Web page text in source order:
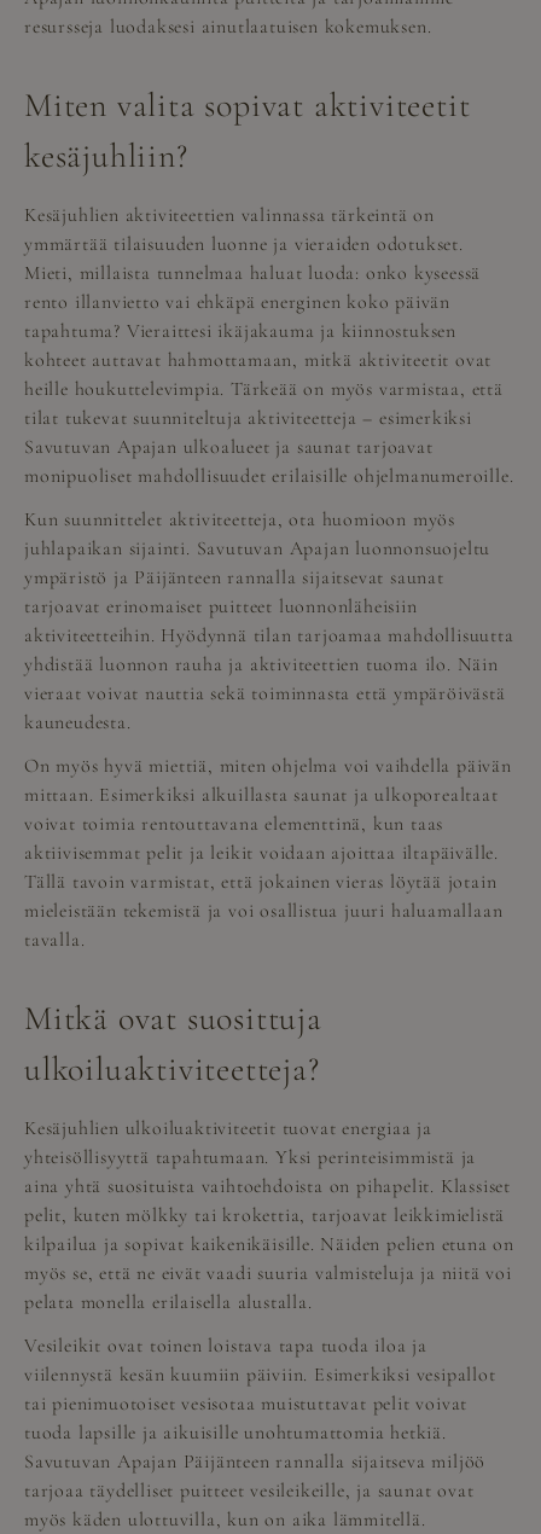
resursseja luodaksesi ainutlaatuisen kokemuksen.
Miten valita sopivat aktiviteetit
kesäjuhliin?
Kesäjuhlien aktiviteettien valinnassa tärkeintä on
ymmärtää tilaisuuden luonne ja vieraiden odotukset.
Mieti, millaista tunnelmaa haluat luoda: onko kyseessä
rento illanvietto vai ehkäpä energinen koko päivän
tapahtuma? Vieraittesi ikäjakauma ja kiinnostuksen
kohteet auttavat hahmottamaan, mitkä aktiviteetit ovat
heille houkuttelevimpia. Tärkeää on myös varmistaa, että
tilat tukevat suunniteltuja aktiviteetteja – esimerkiksi
Savutuvan Apajan ulkoalueet ja saunat tarjoavat
monipuoliset mahdollisuudet erilaisille ohjelmanumeroille.
Kun suunnittelet aktiviteetteja, ota huomioon myös
juhlapaikan sijainti. Savutuvan Apajan luonnonsuojeltu
ympäristö ja Päijänteen rannalla sijaitsevat saunat
tarjoavat erinomaiset puitteet luonnonläheisiin
aktiviteetteihin. Hyödynnä tilan tarjoamaa mahdollisuutta
yhdistää luonnon rauha ja aktiviteettien tuoma ilo. Näin
vieraat voivat nauttia sekä toiminnasta että ympäröivästä
kauneudesta.
On myös hyvä miettiä, miten ohjelma voi vaihdella päivän
mittaan. Esimerkiksi alkuillasta saunat ja ulkoporealtaat
voivat toimia rentouttavana elementtinä, kun taas
aktiivisemmat pelit ja leikit voidaan ajoittaa iltapäivälle.
Tällä tavoin varmistat, että jokainen vieras löytää jotain
mieleistään tekemistä ja voi osallistua juuri haluamallaan
tavalla.
Mitkä ovat suosittuja
ulkoiluaktiviteetteja?
Kesäjuhlien ulkoiluaktiviteetit tuovat energiaa ja
yhteisöllisyyttä tapahtumaan. Yksi perinteisimmistä ja
aina yhtä suosituista vaihtoehdoista on pihapelit. Klassiset
pelit, kuten mölkky tai krokettia, tarjoavat leikkimielistä
kilpailua ja sopivat kaikenikäisille. Näiden pelien etuna on
myös se, että ne eivät vaadi suuria valmisteluja ja niitä voi
pelata monella erilaisella alustalla.
Vesileikit ovat toinen loistava tapa tuoda iloa ja
viilennystä kesän kuumiin päiviin. Esimerkiksi vesipallot
tai pienimuotoiset vesisotaa muistuttavat pelit voivat
tuoda lapsille ja aikuisille unohtumattomia hetkiä.
Savutuvan Apajan Päijänteen rannalla sijaitseva miljöö
tarjoaa täydelliset puitteet vesileikeille, ja saunat ovat
myös käden ulottuvilla, kun on aika lämmitellä.